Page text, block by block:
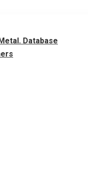
Database